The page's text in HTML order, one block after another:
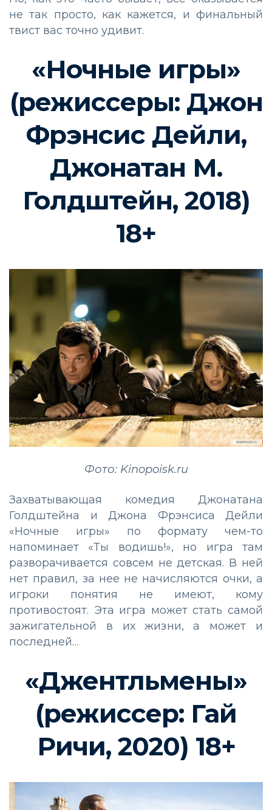
не так просто, как кажется, и финальный
твист вас точно удивит.
«Ночные игры»
(режиссеры: Джон
Фрэнсис Дейли,
Джонатан М.
Голдштейн, 2018)
18+
Фото: Kinopoisk.ru
Захватывающая комедия Джонатана
Голдштейна и Джона Фрэнсиса Дейли
«Ночные игры» по формату чем-то
напоминает «Ты водишь!», но игра там
разворачивается совсем не детская. В ней
нет правил, за нее не начисляются очки, а
игроки понятия не имеют, кому
противостоят. Эта игра может стать самой
зажигательной в их жизни, а может и
последней…
«Джентльмены»
(режиссер: Гай
Ричи, 2020) 18+